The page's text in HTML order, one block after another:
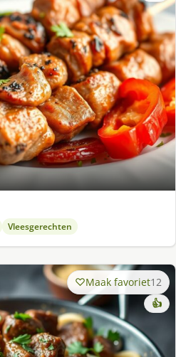
Vleesgerechten
Maak favoriet12
👍